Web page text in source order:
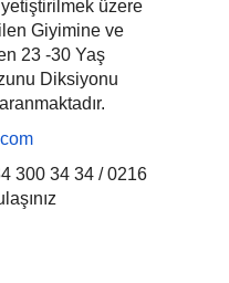
üzere
Giyimine ve
23 -30 Yaş
Diksiyonu
300 34 34 / 0216